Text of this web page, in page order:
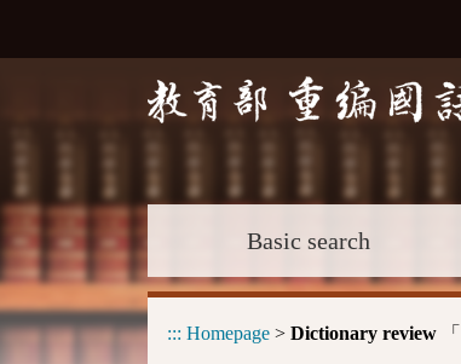
Basic search
::: Homepage > Dictionary review 「